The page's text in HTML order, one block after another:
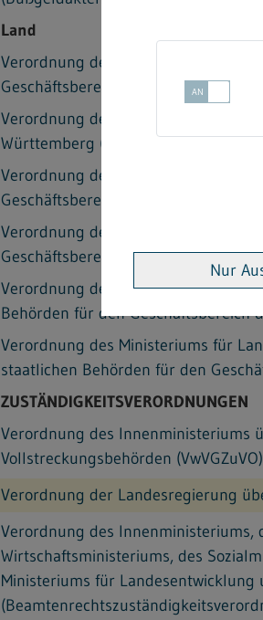
Land
Verordnung des Sozialministeriums
Geschäftsbereich des
Verordnung des Innenministeriums
Württemberg
Verordnung des
Geschäftsbereich
Verordnung des
Geschäftsbereich des
Verordnung des Ministeriums für
Behörden für den Geschäftsbereich
Verordnung des Ministeriums für
staatlichen Behörden für den
ZUSTÄNDIGKEITSVERORDNUNGEN
Verordnung des Innenministeriums
Vollstreckungsbehörden (VwVGZuVO)
Verordnung der Landesregierung
Verordnung des Innenministeriums,
Wirtschaftsministeriums, des
Ministeriums für
Nur